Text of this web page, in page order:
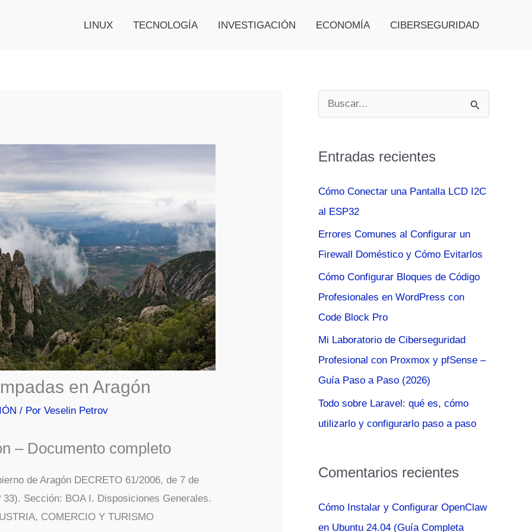
LINUX TECNOLOGÍA INVESTIGACIÓN ECONOMÍA CIBERSEGURIDAD
en Aragón
/ PorVeselin Petrov
– Documento completo
de Aragón DECRETO 61/2006, de 7 de
Sección: BOA I. Disposiciones Generales.
COMERCIO Y TURISMO
u
c
o
r
:
Entradas recientes
Cómo Conectar una Pantalla LCD I2C
al ESP32
Errores Comunes al Configurar un
Firewall Doméstico y Cómo Evitarlos
Cómo Configurar Bloques de Código
Profesionales en WordPress con
Code Block Pro
Mi Laboratorio de Ciberseguridad
Profesional con Proxmox y pfSense –
Guía Paso a Paso (2026)
Todo sobre Laravel: qué es, cómo
utilizarlo y configurarlo paso a paso
Comentarios recientes
Cómo Instalar y Configurar OpenClaw
en Ubuntu 24.04 (Guía Completa